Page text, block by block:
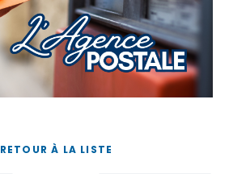
RETOUR À LA LISTE